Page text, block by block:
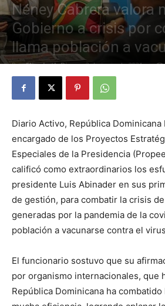
Neney Cabrera valora
Gobierno a crisis por
llama población a
Por Elizabeth Diaz - 2 de junio de 2021
Diario Activo, República Dominicana
encargado de los Proyectos
Especiales de la Presidencia
calificó como extraordinarios los
presidente Luis Abinader en sus
de gestión, para combatir la crisis
generadas por la pandemia de la
población a vacunarse contra el
El funcionario sostuvo que su
por organismo internacionales, que
República Dominicana ha combatido